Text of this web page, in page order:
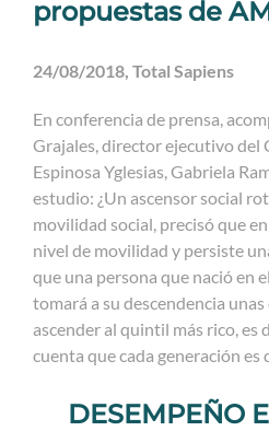
propuestas de
24/08/2018, Total Sapiens
En conferencia de prensa,
Grajales, director ejecutivo del
Espinosa Yglesias, Gabriela
estudio: ¿Un ascensor social
movilidad social, precisó que
nivel de movilidad y persiste
que una persona que nació en
tomará a su descendencia
ascender al quintil más rico, es
cuenta que cada generación es
DESEMPEÑO